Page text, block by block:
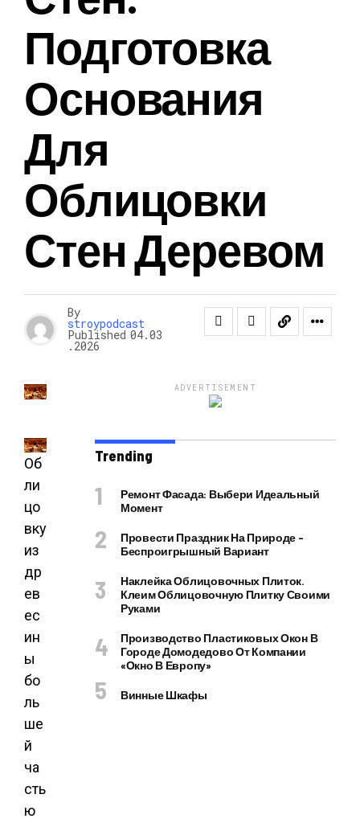
Подготовка
Основания
Для
Облицовки
Стен Деревом
By
stroypodcast
Published 04.03
.2026
Об
ли
цо
вку
из
др
ев
ес
ин
ы
бо
ль
ше
й
ча
сть
ю
ADVERTISEMENT
Trending
Ремонт Фасада: Выбери Идеальный
Момент
Провести Праздник На Природе –
Беспроигрышный Вариант
Наклейка Облицовочных Плиток.
Клеим Облицовочную Плитку Своими
Руками
Производство Пластиковых Окон В
Городе Домодедово От Компании
«Окно В Европу»
Винные Шкафы